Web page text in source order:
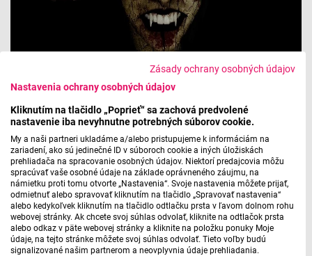
Zásady ochrany osobných údajov
Nastavenia ochrany osobných údajov
Kliknutím na tlačidlo „Poprieť“ sa zachová predvolené
nastavenie iba nevyhnutne potrebných súborov cookie.
My a naši partneri ukladáme a/alebo pristupujeme k informáciám na
zariadení, ako sú jedinečné ID v súboroch cookie a iných úložiskách
prehliadača na spracovanie osobných údajov. Niektorí predajcovia môžu
spracúvať vaše osobné údaje na základe oprávneného záujmu, na
námietku proti tomu otvorte „Nastavenia“. Svoje nastavenia môžete prijať,
odmietnuť alebo spravovať kliknutím na tlačidlo „Spravovať nastavenia“
alebo kedykoľvek kliknutím na tlačidlo odtlačku prsta v ľavom dolnom rohu
webovej stránky. Ak chcete svoj súhlas odvolať, kliknite na odtlačok prsta
alebo odkaz v päte webovej stránky a kliknite na položku ponuky Moje
údaje, na tejto stránke môžete svoj súhlas odvolať. Tieto voľby budú
signalizované našim partnerom a neovplyvnia údaje prehliadania.
Seriál o príšerách: Upír
Kolega Hubinák sa pozrel na históriu najkontroverznejšieho
netvora našej histórie.
21. 11. 2021 | 18:55